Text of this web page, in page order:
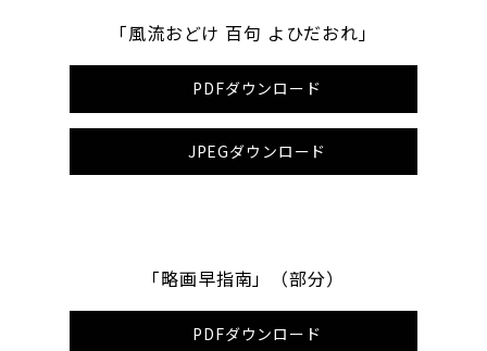
「風流おどけ 百句 よひだおれ」
PDFダウンロード
JPEGダウンロード
「略画早指南」（部分）
PDFダウンロード